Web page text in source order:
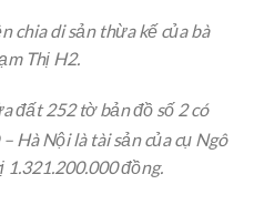
chia di sản thừa kế của bà
Thị H2.
đất 252 tờ bản đồ số 2 có
Hà Nội là tài sản của cụ Ngô
1.321.200.000 đồng.